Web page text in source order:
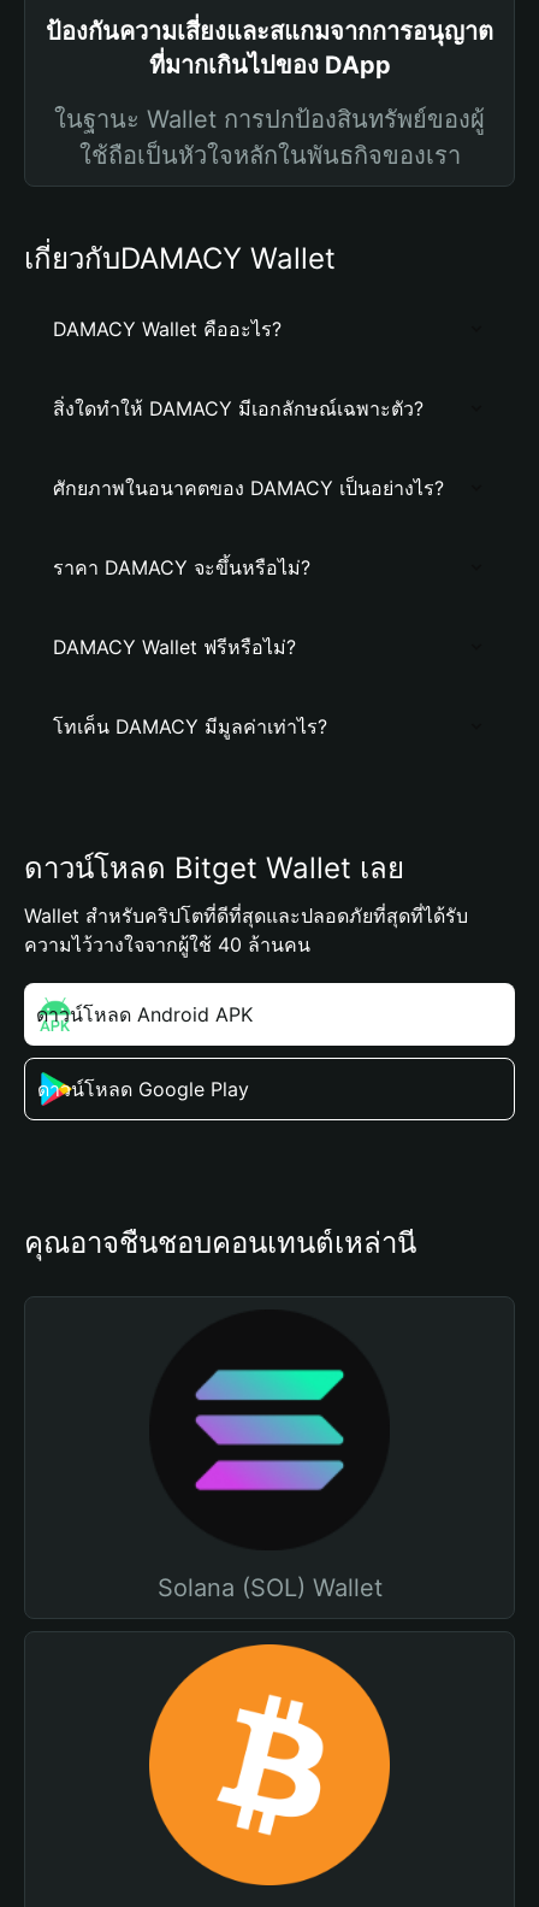
ป้องกันความเสี่ยงและสแกมจากการอนุญาต
ที่มากเกินไปของ DApp
ในฐานะ Wallet การปกป้องสินทรัพย์ของผู้
ใช้ถือเป็นหัวใจหลักในพันธกิจของเรา
เกี่ยวกับDAMACY Wallet
DAMACY Wallet คืออะไร?
สิ่งใดทำให้ DAMACY มีเอกลักษณ์เฉพาะตัว?
ศักยภาพในอนาคตของ DAMACY เป็นอย่างไร?
ราคา DAMACY จะขึ้นหรือไม่?
DAMACY Wallet ฟรีหรือไม่?
โทเค็น DAMACY มีมูลค่าเท่าไร?
ดาวน์โหลด Bitget Wallet เลย
Wallet สำหรับคริปโตที่ดีที่สุดและปลอดภัยที่สุดที่ได้รับ
ความไว้วางใจจากผู้ใช้ 40 ล้านคน
ดาวน์โหลด Android APK
ดาวน์โหลด Google Play
คุณอาจชื่นชอบคอนเทนต์เหล่านี้
Solana (SOL) Wallet